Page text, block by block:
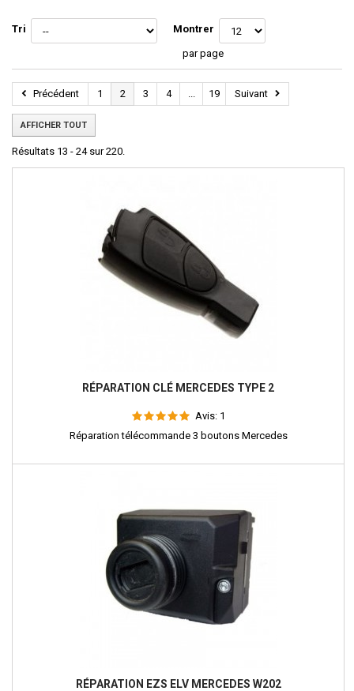
Tri Montrer
par page
Précédent 1 2 3 4 ... 19 Suivant
AFFICHER TOUT
Résultats 13 - 24 sur 220.
RÉPARATION CLÉ MERCEDES TYPE 2
Avis: 1
Réparation télécommande 3 boutons Mercedes
RÉPARATION EZS ELV MERCEDES W202